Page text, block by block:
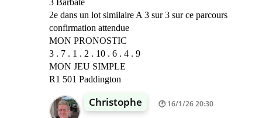
2e dans un lot similaire A 3 sur 3 sur ce parcours
confirmation attendue
MON PRONOSTIC
3 . 7 . 1 . 2 . 10 . 6 . 4 . 9
MON JEU SIMPLE
R1 501 Paddington
Christophe 16/1/26 20:30